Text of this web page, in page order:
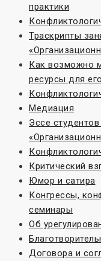
практики
Траскрипты
Как возможно
ресурсы для
Медиация
Эссе
Критический
Юмор и сатира
Конгрессы,
семинары
Об
Договора и